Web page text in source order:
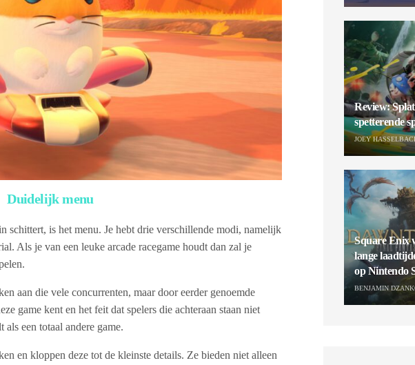
Duidelijk menu
schittert, is het menu. Je hebt drie verschillende modi, namelijk
Als je van een leuke arcade racegame houdt dan zal je
aan die vele concurrenten, maar door eerder genoemde
game kent en het feit dat spelers die achteraan staan niet
een totaal andere game.
en kloppen deze tot de kleinste details. Ze bieden niet alleen
Review:
spetterende
JOEY
Square Enix
lange
op Nintendo
BENJAMIN